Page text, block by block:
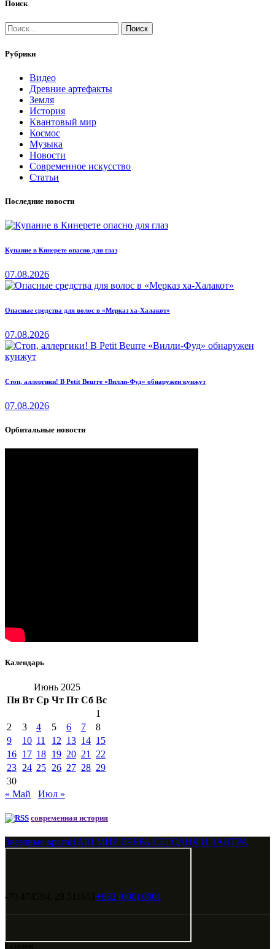
Поиск
Найти:
Рубрики
Видео
Древние артефакты
Земля
История
Квантовый мир
Космос
Музыка
Новости
Современное искусство
Статьи
Последние новости
Купание в Кинерете опасно для глаз
07.08.2026
Опасные средства для волос в «Мерказ ха-Халакот»
07.08.2026
Стоп, аллергики! В Petit Beurre «Вилли-Фуд» обнаружен кунжут
07.08.2026
Орбитальные новости
Календарь
Июнь 2025
Пн Вт Ср Чт Пт Сб Вс
1
2
3 4 5 6 7
8
9
10 11 12 13 14 15
16 17 18 19 20 21
22
23 24 25 26 27 28 29
30
« Май
Июл »
современная история
Звездные вратаНАШ МИР ВЧЕРА СЕГОДНЯ И ЗАВТРА
-79.474594, 29.511651 +682 (000) 0001